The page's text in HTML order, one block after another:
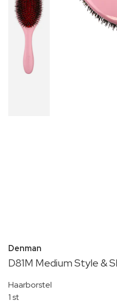
Denman
D81M Medium Style &
Haarborstel
1 st